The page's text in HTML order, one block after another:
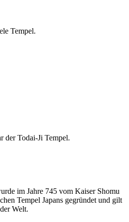
Tempel.
der Todai-Ji Tempel.
im Jahre 745 vom Kaiser Shomu
Tempel Japans gegründet und gilt
Welt.